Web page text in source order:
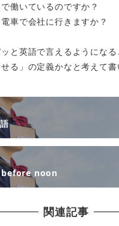
働いているのですか？
車で会社に行きますか？
と英語で言えるようにな
る」の定義かなと考えて書
noon
関連記事